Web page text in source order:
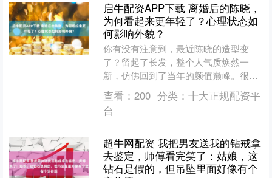
启牛配资APP下载 离婚后的陈晓，
为何看起来更年轻了？心理状态如
何影响外貌？
你有没有注意到，最近陈晓的造型变
了？留起了长发，整个人气质焕然一
新，仿佛回到了当年的颜值巅峰。很多
网友都在问：为什么离婚后的他，看起
来比以前更清爽、更有精神？其....
查看： 200 分类： 十大正规配资平
台
超牛网配资 我把男友送我的钻戒拿
去鉴定，师傅看完笑了：姑娘，这
钻石是假的，但吊坠里面好像有个